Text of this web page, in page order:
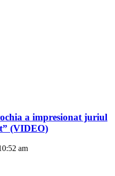
a impresionat juriul
(VIDEO)
am